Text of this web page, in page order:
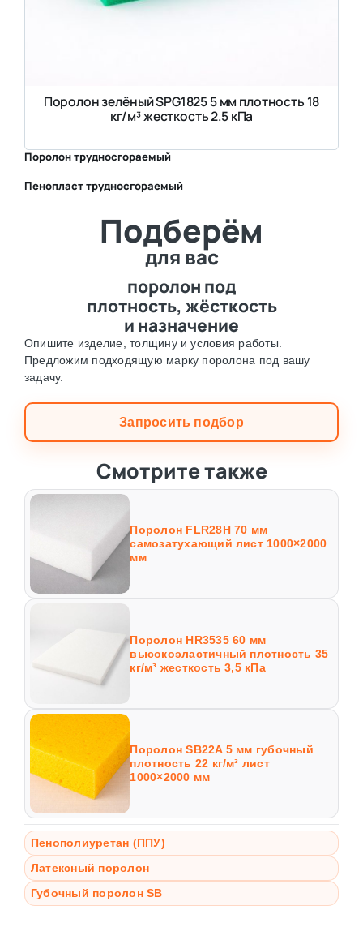
Поролон зелёный SPG1825 5 мм плотность 18
кг/м³ жесткость 2.5 кПа
Поролон трудносгораемый
Пенопласт трудносгораемый
Подберём
для вас
поролон под
плотность, жёсткость
и назначение
Опишите изделие, толщину и условия работы.
Предложим подходящую марку поролона под вашу
задачу.
Запросить подбор
Смотрите также
Поролон FLR28H 70 мм
самозатухающий лист 1000×2000
мм
Поролон HR3535 60 мм
высокоэластичный плотность 35
кг/м³ жесткость 3,5 кПа
Поролон SB22A 5 мм губочный
плотность 22 кг/м³ лист
1000×2000 мм
Пенополиуретан (ППУ)
Латексный поролон
Губочный поролон SB